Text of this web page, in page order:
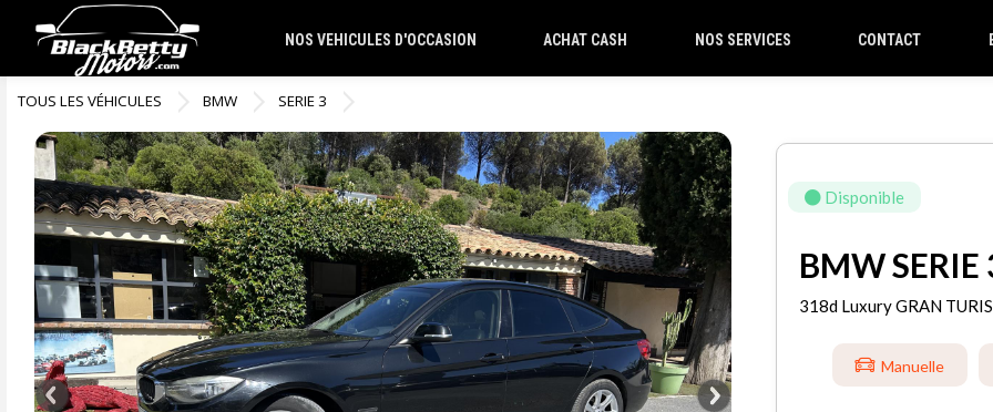
NOS VEHICULES D'OCCASION ACHAT CASH NOS SERVICES CONTACT
TOUS LES VÉHICULES BMW SERIE 3
Disponible
BMW SERIE
318d Luxury GRAN
Manuelle